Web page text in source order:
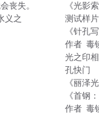
丧失。
义之
《光影
测试样片
《针孔
作者 毒
光之印
孔快门
《丽泽
《首钢
作者 毒